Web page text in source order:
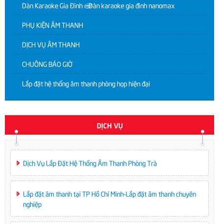
Dàn Karaoke Gia Đình | Dàn karaoke gia đình nanomax
PHỤ KIỆN ÂM THANH
DỊCH VỤ ÂM THANH
CHUÔNG BÁO GIỜ
Lắp đặt hệ thống âm thanh phòng họp hiện đại
DỊCH VỤ
Dịch Vụ Lắp Đặt Hệ Thống Âm Thanh Phòng Trà
Lắp đặt âm thanh tại TP Hồ Chí Minh-Lắp đặt âm thanh chuyên
nghiệp